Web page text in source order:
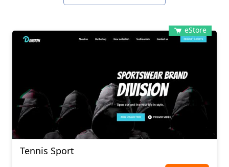
eStore
Tennis Sport